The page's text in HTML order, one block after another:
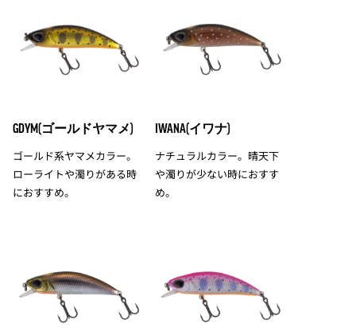
GDYM(ゴールドヤマメ)
ゴールド系ヤマメカラー。
ローライトや濁りがある時
におすすめ。
IWANA(イワナ)
ナチュラルカラー。晴天下
や濁りが少ない時におすす
め。